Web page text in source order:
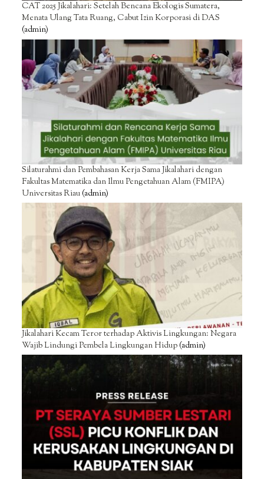
CAT 2025 Jikalahari: Setelah Bencana Ekologis Sumatera,
Menata Ulang Tata Ruang, Cabut Izin Korporasi di DAS
(admin)
Silaturahmi dan Pembahasan Kerja Sama Jikalahari dengan
Fakultas Matematika dan Ilmu Pengetahuan Alam (FMIPA)
Universitas Riau(admin)
Jikalahari Kecam Teror terhadap Aktivis Lingkungan: Negara
Wajib Lindungi Pembela Lingkungan Hidup(admin)